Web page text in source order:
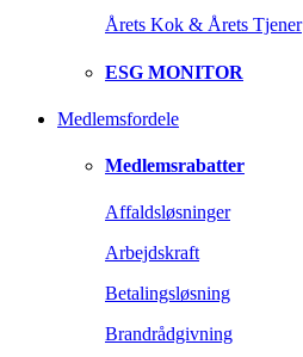
Årets Kok & Årets Tjener
ESG MONITOR
Medlemsfordele
Medlemsrabatter
Affaldsløsninger
Arbejdskraft
Betalingsløsning
Brandrådgivning